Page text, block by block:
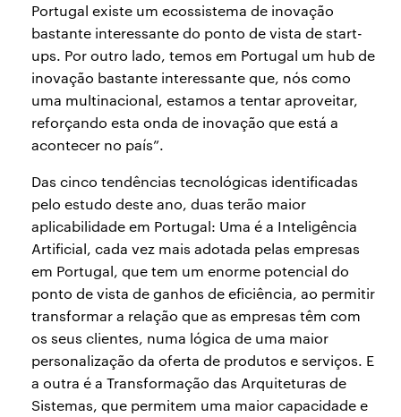
Portugal existe um ecossistema de inovação
bastante interessante do ponto de vista de start-
ups. Por outro lado, temos em Portugal um hub de
inovação bastante interessante que, nós como
uma multinacional, estamos a tentar aproveitar,
reforçando esta onda de inovação que está a
acontecer no país”.
Das cinco tendências tecnológicas identificadas
pelo estudo deste ano, duas terão maior
aplicabilidade em Portugal: Uma é a Inteligência
Artificial, cada vez mais adotada pelas empresas
em Portugal, que tem um enorme potencial do
ponto de vista de ganhos de eficiência, ao permitir
transformar a relação que as empresas têm com
os seus clientes, numa lógica de uma maior
personalização da oferta de produtos e serviços. E
a outra é a Transformação das Arquiteturas de
Sistemas, que permitem uma maior capacidade e